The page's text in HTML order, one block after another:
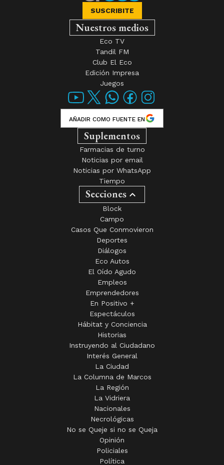
SUSCRIBITE
Nuestros medios
Eco TV
Tandil FM
Club El Eco
Edición Impresa
Juegos
AÑADIR COMO FUENTE EN
Suplementos
Farmacias de turno
Noticias por email
Noticias por WhatsApp
Tiempo
Secciones
Block
Campo
Casos Que Conmovieron
Deportes
Diálogos
Eco Autos
El Oído Agudo
Empleos
Emprendedores
En Positivo +
Espectáculos
Hábitat y Conciencia
Historias
Instruyendo al Ciudadano
Interés General
La Ciudad
La Columna de Marcos
La Región
La Vidriera
Nacionales
Necrológicas
No se Queje si no se Queja
Opinión
Policiales
Política